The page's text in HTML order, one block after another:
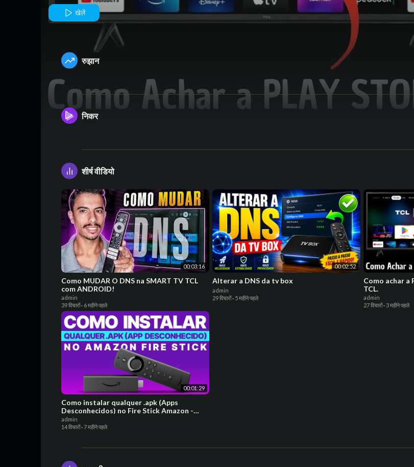
TCL.
खेलें
रुझान
निकर
शीर्ष वीडियो
00:03:16
Como MUDAR O DNS na SMART TV TCL
com ANDROID!
admin
39 विचारों· 6 महीने पहले
00:02:52
Alterar a DNS da tv box
admin
29 विचारों· 5 महीने पहले
Como achar a
TCL.
admin
27 विचारों· 3 महीने पहले
00:01:29
Como instalar qualquer .apk (Apps
Desconhecidos) no Fire Stick Amazon -
Ativar Modo Desenvolvedor
admin
14 विचारों·7 महीने पहले